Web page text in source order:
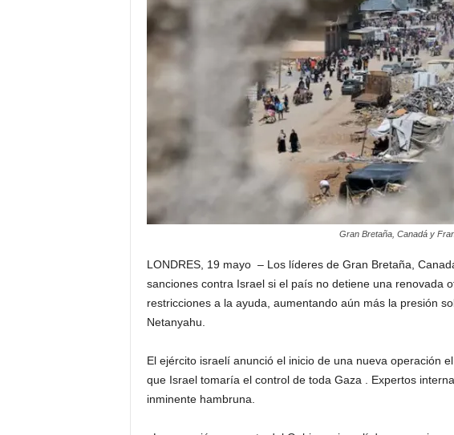
Gran Bretaña, Canadá y
LONDRES, 19 mayo – Los líderes de Gran Bretaña,
sanciones contra Israel si el país no detiene una renovada
restricciones a la ayuda, aumentando aún más la presión
Netanyahu.
El ejército israelí anunció el inicio de una nueva operación
que Israel tomaría el control de toda Gaza . Expertos
inminente hambruna.